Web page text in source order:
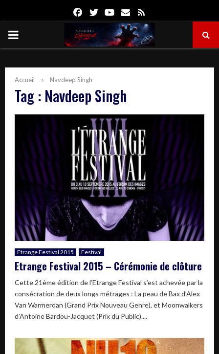
FacebookTwitterYoutube
Email
PRIMARY
Accueil Navdeep Singh
Tag : Navdeep Singh
Etrange Festival 2015 Festival
Etrange Festival 2015 – Cérémonie de clôture
Cette 21ème édition de l’Etrange Festival s’est achevée par la
consécration de deux longs métrages : La peau de Bax d’Alex
Van Warmerdan (Grand Prix Nouveau Genre), et Moonwalkers
d’Antoine Bardou-Jacquet (Prix du Public)....